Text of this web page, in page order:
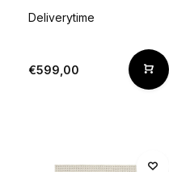
Deliverytime
€599,00